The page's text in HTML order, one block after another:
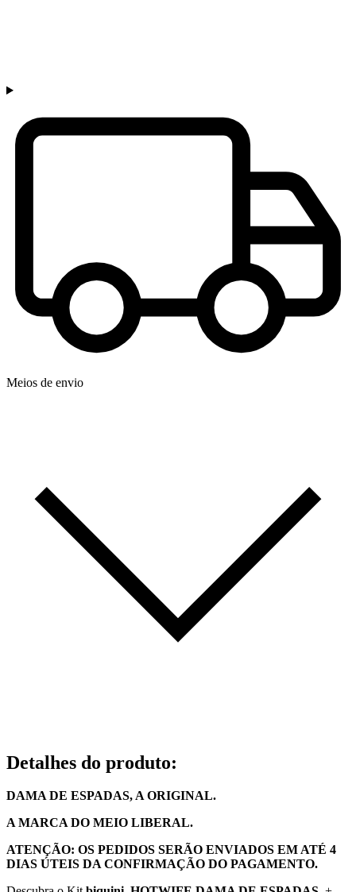
Meios de envio
Detalhes do produto:
DAMA DE ESPADAS, A ORIGINAL.
A MARCA DO MEIO LIBERAL.
ATENÇÃO: OS PEDIDOS SERÃO ENVIADOS EM ATÉ 4
DIAS ÚTEIS DA CONFIRMAÇÃO DO PAGAMENTO.